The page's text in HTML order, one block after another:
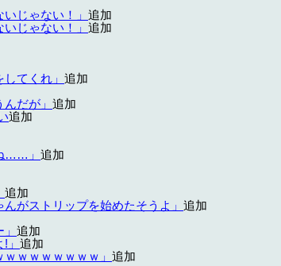
じゃない！」 追加
じゃない！」 追加
てくれ」 追加
だが」 追加
追加
……」 追加
追加
がストリップを始めたそうよ」 追加
追加
追加
ｗｗｗｗｗｗｗ」 追加